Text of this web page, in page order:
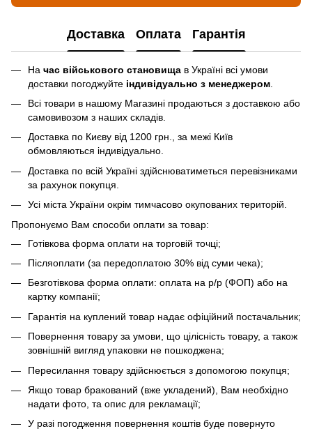
Доставка Оплата Гарантія
На час військового становища в Україні всі умови
доставки погоджуйте індивідуально з менеджером
Всі товари в нашому Магазині продаються з доставкою або
самовивозом з наших складів.
Доставка по Києву від 1200 грн., за межі Київ
обмовляються індивідуально.
Доставка по всій Україні здійснюватиметься перевізниками
за рахунок покупця.
Усі міста України окрім тимчасово окупованих територій.
Пропонуємо Вам способи оплати за товар:
Готівкова форма оплати на торговій точці;
Післяоплати (за передоплатою 30% від суми чека);
Безготівкова форма оплати: оплата на р/р (ФОП) або на
картку компанії;
Гарантія на куплений товар надає офіційний постачальник;
Повернення товару за умови, що цілісність товару, а також
зовнішній вигляд упаковки не пошкоджена;
Пересилання товару здійснюється з допомогою покупця;
Якщо товар бракований (вже укладений), Вам необхідно
надати фото, та опис для рекламації;
У разі погодження повернення коштів буде повернуто